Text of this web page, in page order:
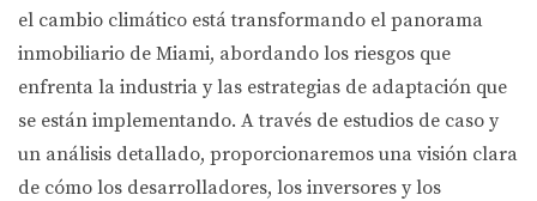
el cambio climático está transformando el panorama
inmobiliario de Miami, abordando los riesgos que
enfrenta la industria y las estrategias de adaptación que
se están implementando. A través de estudios de caso y
un análisis detallado, proporcionaremos una visión clara
de cómo los desarrolladores, los inversores y los